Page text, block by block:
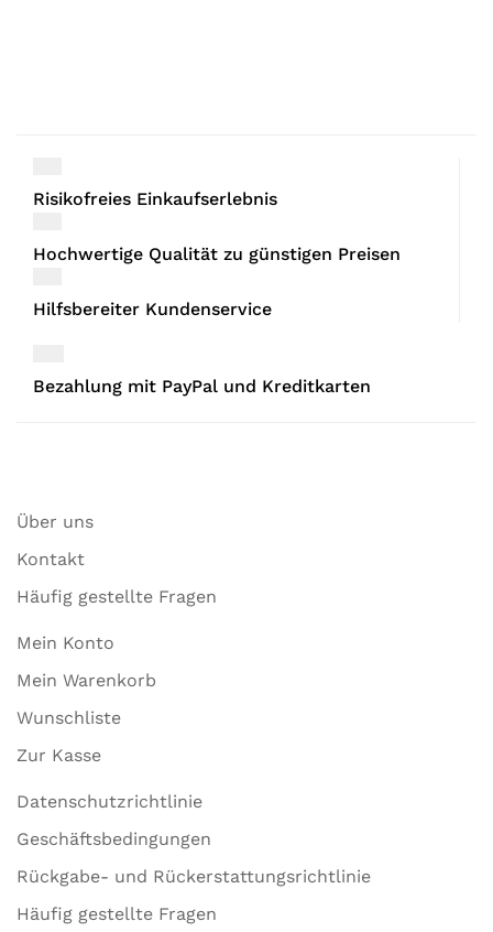
Risikofreies Einkaufserlebnis
Hochwertige Qualität zu günstigen Preisen
Hilfsbereiter Kundenservice
Bezahlung mit PayPal und Kreditkarten
Über uns
Kontakt
Häufig gestellte Fragen
Mein Konto
Mein Warenkorb
Wunschliste
Zur Kasse
Datenschutzrichtlinie
Geschäftsbedingungen
Rückgabe- und Rückerstattungsrichtlinie
Häufig gestellte Fragen